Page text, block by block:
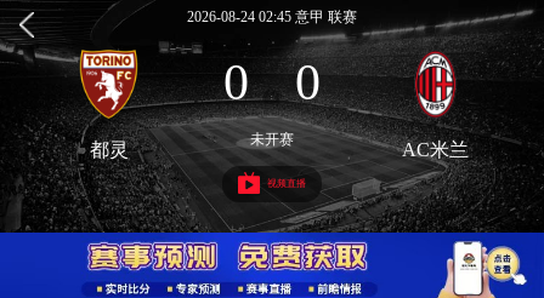
2026-08-24 02:45 意甲 联赛
0 : 0
都灵 未开赛 AC米兰
视频直播